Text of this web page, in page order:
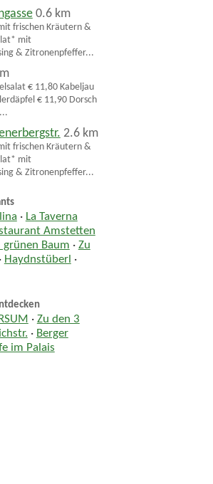
0.6 km
frischen Kräutern &
mit
& Zitronenpfeffer...
€ 11,80 Kabeljau
€ 11,90 Dorsch
2.6 km
frischen Kräutern &
mit
& Zitronenpfeffer...
· La Taverna
Amstetten
grünen Baum · Zu
· Haydnstüberl ·
· Zu den 3
· Berger
im Palais